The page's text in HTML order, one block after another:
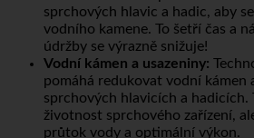
Úklidové úsilí:Odpadá tak
sprchových hlavic a hadic, aby
vodního kamene. To šetří čas a
údržby se výrazně snižuje!
Vodní kámen a usazeniny:
pomáhá redukovat vodní kámen
sprchových hlavicích a hadicích.
životnost sprchového zařízení,